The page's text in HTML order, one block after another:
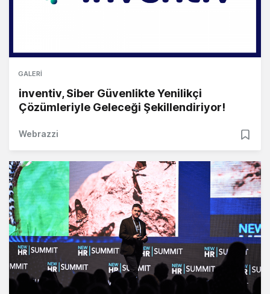
GALERI
inventiv, Siber Güvenlikte Yenilikçi
Çözümleriyle Geleceği Şekillendiriyor!
Webrazzi